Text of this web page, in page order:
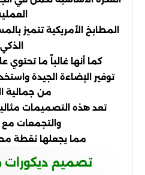
المطابخ الأمريكية تتميز
كما أنها غالباً ما تحتوي
توفير الإضاءة الجيدة
من جمالية
تعد هذه التصميمات
والتجمعات مع
مما يجعلها نقطة
تصميم ديكورات